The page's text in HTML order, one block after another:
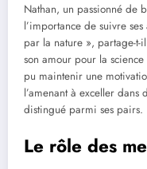
Nathan, un passionné de
l’importance de suivre
par la nature », partage-t-
son amour pour la
pu maintenir une
l’amenant à exceller dans
distingué parmi ses pairs.
Le rôle des